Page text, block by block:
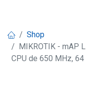
Shop
MIKROTIK - mAP
CPU de 650 MHz,